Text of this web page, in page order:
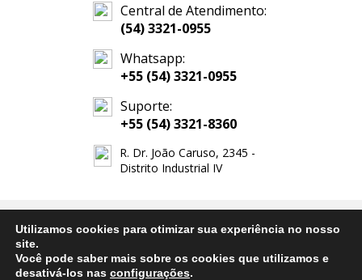
Central de Atendimento:
(54) 3321-0955
Whatsapp:
+55 (54) 3321-0955
Suporte:
+55 (54) 3321-8360
R. Dr. João Caruso, 2345 -
Distrito Industrial IV
© 2026. Faritel Solutions. Todos os direitos reservados.
Utilizamos cookies para otimizar sua experiência no nosso
site.
Você pode saber mais sobre os cookies que utilizamos e
desativá-los nas configurações.